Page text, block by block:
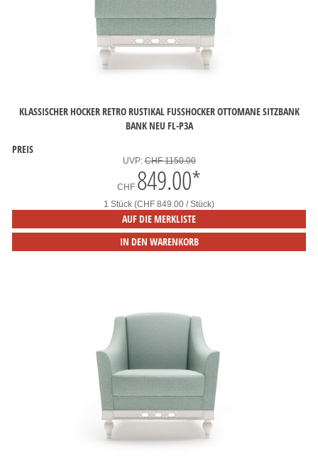
KLASSISCHER HOCKER RETRO RUSTIKAL FUSSHOCKER OTTOMANE SITZBANK B
ANK NEU FL-P3A
PREIS
UVP:CHF 1150.00
CHF 849.00*
1 Stück (CHF 849.00 / Stück)
AUF DIE MERKLISTE
IN DEN WARENKORB